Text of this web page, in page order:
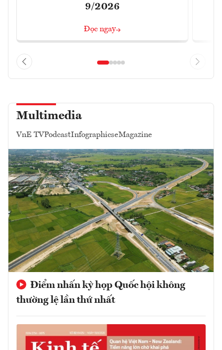
9/2026
Đọc ngay
Multimedia
VnE TVPodcastInfographicseMagazine
Điểm nhấn kỳ họp Quốc hội không
thường lệ lần thứ nhất